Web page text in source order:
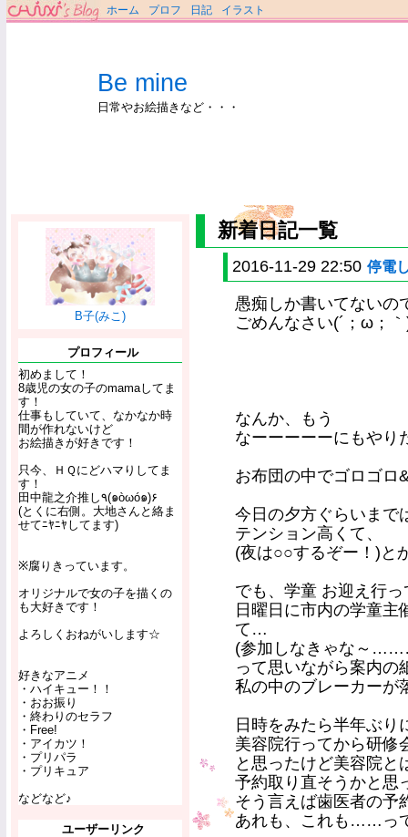
ホーム プロフ 日記 イラスト
Be mine
日常やお絵描きなど・・・
B子(みこ)
プロフィール
初めまして！
8歳児の女の子のmamaしてま
す！
仕事もしていて、なかなか時
間が作れないけど
お絵描きが好きです！
只今、ＨＱにどハマりしてま
す！
田中龍之介推し٩(๑òωó๑)۶
(とくに右側。大地さんと絡ま
せてﾆﾔﾆﾔしてます)
※腐りきっています。
オリジナルで女の子を描くの
も大好きです！
よろしくおねがいします☆
好きなアニメ
・ハイキュー！！
・おお振り
・終わりのセラフ
・Free!
・アイカツ！
・プリパラ
・プリキュア
などなど♪
ユーザーリンク
新着日記一覧
2016-11-29 22:50 停電
愚痴しか書いてないの
ごめんなさい(´；ω；
なんか、もう
なーーーーーにもやり
お布団の中でゴロゴ
今日の夕方ぐらいまで
テンション高くて、
(夜は○○するぞー！)と
でも、学童 お迎え行っ
日曜日に市内の学童主
て…
(参加しなきゃな～
って思いながら案内の
私の中のブレーカーが
日時をみたら半年ぶり
美容院行ってから研
と思ったけど美容院
予約取り直そうかと
そう言えば歯医者の
あれも、これも……っ